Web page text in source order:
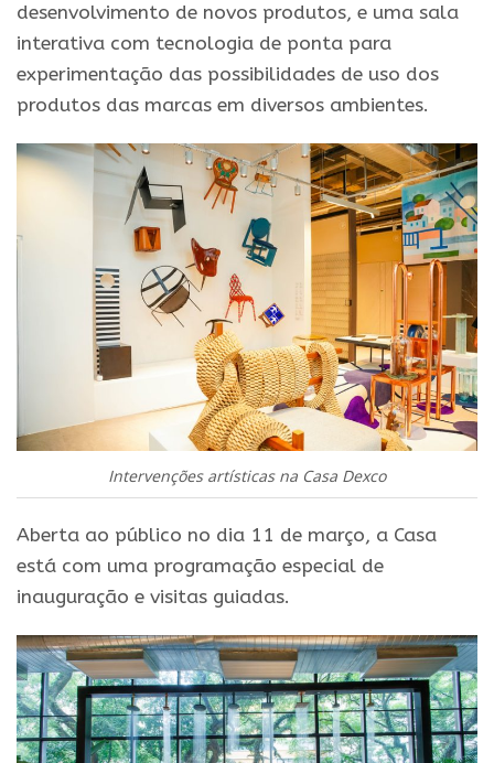
desenvolvimento de novos produtos, e uma sala
interativa com tecnologia de ponta para
experimentação das possibilidades de uso dos
produtos das marcas em diversos ambientes.
Intervenções artísticas na Casa Dexco
Aberta ao público no dia 11 de março, a Casa
está com uma programação especial de
inauguração e visitas guiadas.